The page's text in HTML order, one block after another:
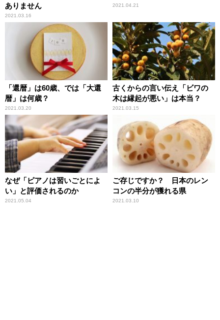
ありません
2021.03.16
2021.04.21
「還暦」は60歳、では「大還
暦」は何歳？
2021.03.20
古くからの言い伝え「ビワの
木は縁起が悪い」は本当？
2021.03.15
なぜ「ピアノは習いごとによ
い」と評価されるのか
2021.05.04
ご存じですか？ 日本のレン
コンの半分が獲れる県
2021.03.10